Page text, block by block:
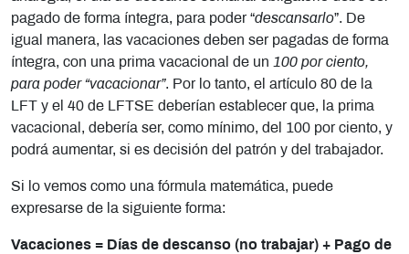
pagado de forma íntegra, para poder “descansarlo”. De
igual manera, las vacaciones deben ser pagadas de forma
íntegra, con una prima vacacional de un 100 por ciento,
para poder “vacacionar”. Por lo tanto, el artículo 80 de la
LFT y el 40 de LFTSE deberían establecer que, la prima
vacacional, debería ser, como mínimo, del 100 por ciento, y
podrá aumentar, si es decisión del patrón y del trabajador.
Si lo vemos como una fórmula matemática, puede
expresarse de la siguiente forma:
Vacaciones = Días de descanso (no trabajar) + Pago de